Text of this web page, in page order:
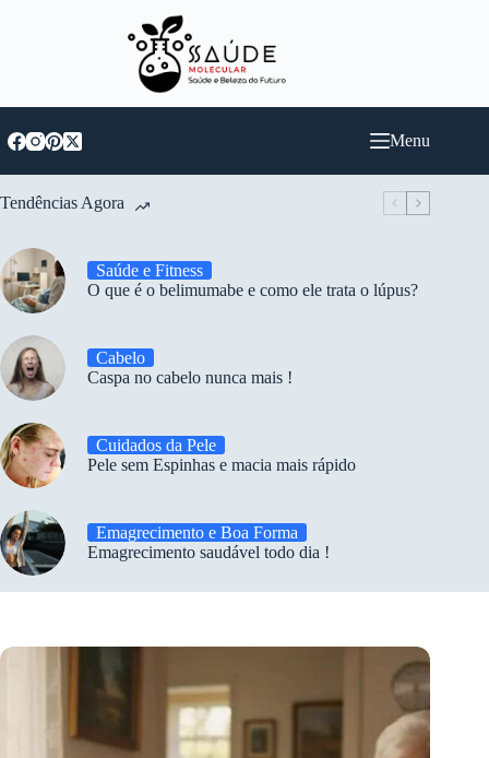
Menu
Tendências Agora
Saúde e Fitness
O que é o belimumabe e como ele trata o lúpus?
Cabelo
Caspa no cabelo nunca mais !
Cuidados da Pele
Pele sem Espinhas e macia mais rápido
Emagrecimento e Boa Forma
Emagrecimento saudável todo dia !